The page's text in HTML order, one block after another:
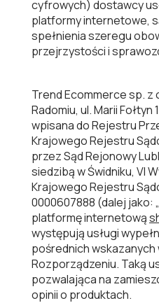
cyfrowych) dostawcy
platformy internetowe,
spełnienia szeregu
przejrzystości i
Trend Ecommerce sp. z
Radomiu, ul. Marii Fołtyn
wpisana do Rejestru
Krajowego Rejestru
przez Sąd Rejonowy
siedzibą w Świdniku, VI
Krajowego Rejestru
0000607888 (dalej jako:
platformę internetową
występują usługi
pośrednich wskazanych
Rozporządzeniu. Taką
pozwalająca na
opinii o produktach.